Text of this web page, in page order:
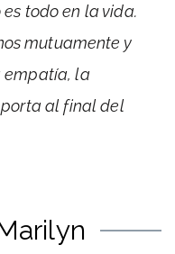
todo en la vida.
mutuamente y
empatía, la
al final del